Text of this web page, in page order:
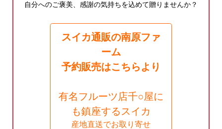
自分へのご褒美、感謝の気持ちを込めて贈りませんか？
スイカ通販の南原ファ
ーム
予約販売はこちらより
有名フルーツ店千○屋に
も鎮座するスイカ
産地直送でお取り寄せ